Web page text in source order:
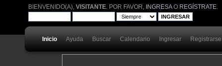
BIENVENIDO(A),VISITANTE . POR FAVOR, INGRESAO REGÍSTRATE
Inicio Ayuda Buscar Calendario Ingresar Registrarse